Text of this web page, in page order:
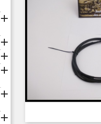





